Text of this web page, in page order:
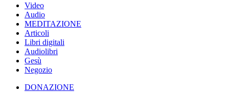
Video
Audio
MEDITAZIONE
Articoli
Libri digitali
Audiolibri
Gesù
Negozio
DONAZIONE